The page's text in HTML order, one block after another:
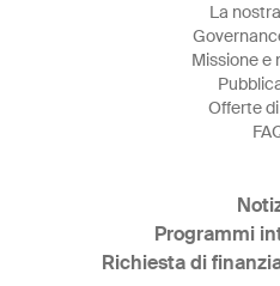
La
Missione e
Offerte
Programmi
Richiesta di